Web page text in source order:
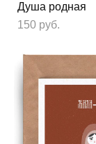
Душа родная
150 pуб.